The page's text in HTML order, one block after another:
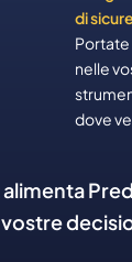
di
Portate
nelle
dove